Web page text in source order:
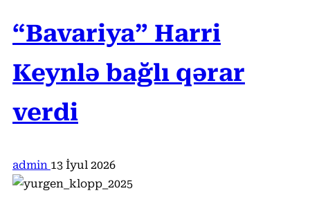
“Bavariya” Harri
Keynlə bağlı qərar
verdi
admin 13 İyul 2026